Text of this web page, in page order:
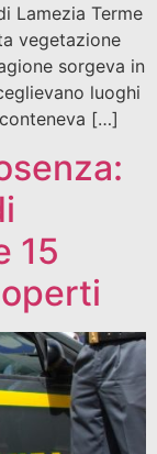
Lamezia Terme
vegetazione
sorgeva in
luoghi
[…]
15